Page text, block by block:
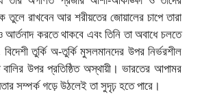
তুলে রাখবেন আর শরীয়তের জোয়ালের চাপে তারা
আর্তনাদ করতে থাকবে এবং তিনি তা অবাধে চলতে
তুর্কি অ-তুর্কি মুসলমানদের উপর নির্ভরশীল
উপর প্রতিষ্ঠিত অস্থায়ী। ভারতের আপামর
সম্পর্ক গড়ে উঠলেই তা সুদৃঢ় হতে পারে।